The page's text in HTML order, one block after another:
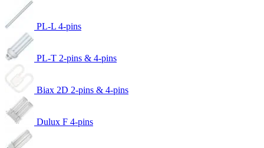
PL-L 4-pins
PL-T 2-pins & 4-pins
Biax 2D 2-pins & 4-pins
Dulux F 4-pins